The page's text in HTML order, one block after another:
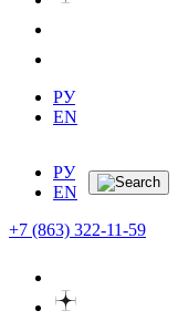
РУ
EN
РУ
EN
+7 (863) 322-11-59